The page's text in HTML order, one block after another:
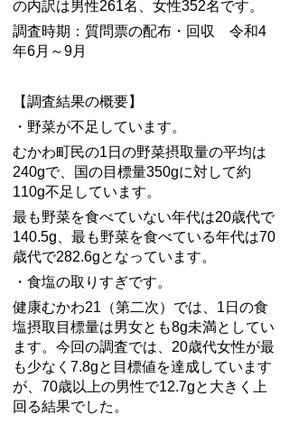
の内訳は男性261名、女性352名です。
調査時期：質問票の配布・回収 令和4
年6月～9月
【調査結果の概要】
・野菜が不足しています。
むかわ町民の1日の野菜摂取量の平均は
240gで、国の目標量350gに対して約
110g不足しています。
最も野菜を食べていない年代は20歳代で
140.5g、最も野菜を食べている年代は70
歳代で282.6gとなっています。
・食塩の取りすぎです。
健康むかわ21（第二次）では、1日の食
塩摂取目標量は男女とも8g未満としてい
ます。今回の調査では、20歳代女性が最
も少なく7.8gと目標値を達成しています
が、70歳以上の男性で12.7gと大きく上
回る結果でした。